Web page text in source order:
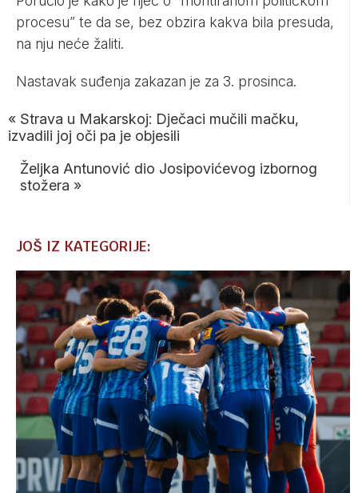
procesu” te da se, bez obzira kakva bila presuda,
na nju neće žaliti.
Nastavak suđenja zakazan je za 3. prosinca.
« Strava u Makarskoj: Dječaci mučili mačku,
izvadili joj oči pa je objesili
Željka Antunović dio Josipovićevog izbornog
stožera »
JOŠ IZ KATEGORIJE: